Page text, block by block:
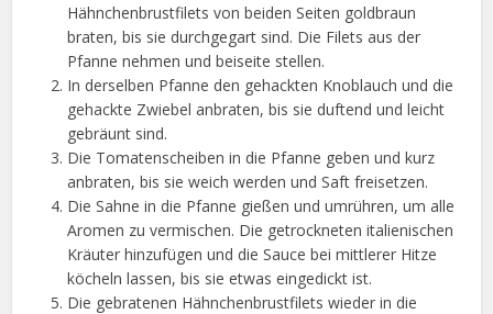
Hähnchenbrustfilets von beiden Seiten goldbraun
braten, bis sie durchgegart sind. Die Filets aus der
Pfanne nehmen und beiseite stellen.
In derselben Pfanne den gehackten Knoblauch und die
gehackte Zwiebel anbraten, bis sie duftend und leicht
gebräunt sind.
Die Tomatenscheiben in die Pfanne geben und kurz
anbraten, bis sie weich werden und Saft freisetzen.
Die Sahne in die Pfanne gießen und umrühren, um alle
Aromen zu vermischen. Die getrockneten italienischen
Kräuter hinzufügen und die Sauce bei mittlerer Hitze
köcheln lassen, bis sie etwas eingedickt ist.
Die gebratenen Hähnchenbrustfilets wieder in die